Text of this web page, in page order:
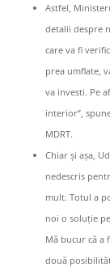
Astfel,
detalii despre
care va fi
prea umflate,
va investi. Pe
interior”,
MDRT.
Chiar și așa,
nedescris
mult. Totul a
noi o soluție
Mă bucur că a
două